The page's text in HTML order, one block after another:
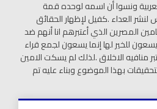
ونسوا أن اسمه لوحده قمة
لنشر العداء .كفيل لإظهار الحقائق
المصرين الذي أعتبرهم انا أنهم ضد
للخير لها إنما يسعون لجمع قراء
منافيه الاخلاق .لذلك لم يسكت الامين
بهذا الموضوع وبناء عليه تم